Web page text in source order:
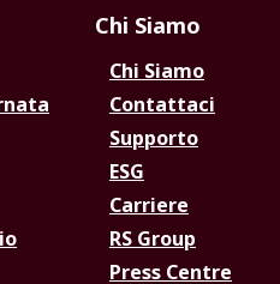
Chi Siamo
Chi Siamo
Contattaci
Supporto
ESG
Carriere
RS Group
Press Centre